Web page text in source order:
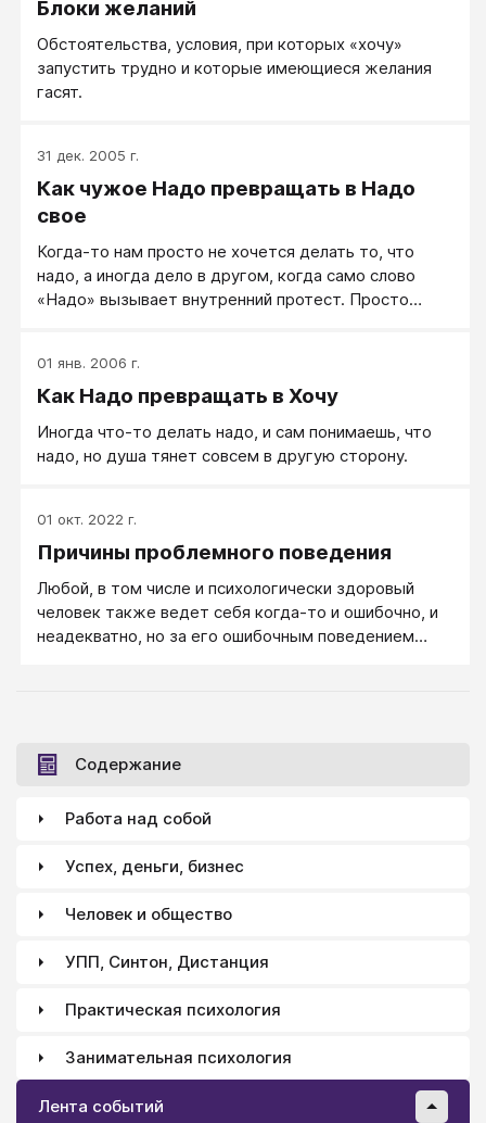
Блоки желаний
Обстоятельства, условия, при которых «хочу»
запустить трудно и которые имеющиеся желания
гасят.
31 дек. 2005 г.
Как чужое Надо превращать в Надо
свое
Когда-то нам просто не хочется делать то, что
надо, а иногда дело в другом, когда само слово
«Надо» вызывает внутренний протест. Просто
обязанности — все, чувства пропадают... Ситуация,
знакомая многим, и с этим нужно разобраться.
01 янв. 2006 г.
Как Надо превращать в Хочу
Иногда что-то делать надо, и сам понимаешь, что
надо, но душа тянет совсем в другую сторону.
01 окт. 2022 г.
Причины проблемного поведения
Любой, в том числе и психологически здоровый
человек также ведет себя когда-то и ошибочно, и
неадекватно, но за его ошибочным поведением
избегание неудачи. (См.→) Если же за его
поведением мы можем разглядеть борьбу за
неудачи, то в этом случае мы начинаем говорить о
поведении и проблемных динамиках.
Содержание
Работа над собой
Успех, деньги, бизнес
Человек и общество
УПП, Синтон, Дистанция
Практическая психология
Занимательная психология
Лента событий